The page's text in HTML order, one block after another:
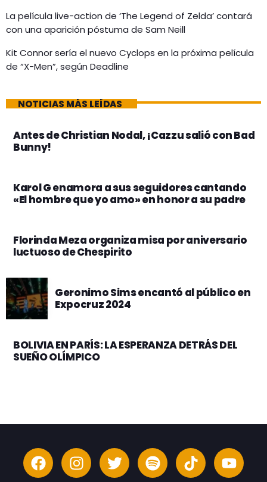
La película live-action de ‘The Legend of Zelda’ contará
con una aparición póstuma de Sam Neill
Kit Connor sería el nuevo Cyclops en la próxima película
de “X-Men”, según Deadline
NOTICIAS MÁS LEÍDAS
Antes de Christian Nodal, ¡Cazzu salió con Bad
Bunny!
Karol G enamora a sus seguidores cantando
«El hombre que yo amo» en honor a su padre
Florinda Meza organiza misa por aniversario
luctuoso de Chespirito
Geronimo Sims encantó al público en
Expocruz 2024
BOLIVIA EN PARÍS: LA ESPERANZA DETRÁS DEL
SUEÑO OLÍMPICO